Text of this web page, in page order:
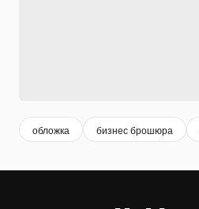
обложка бизнес брошюра